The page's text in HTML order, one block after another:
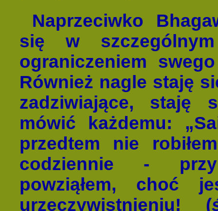
Naprzeciwko
się w
ograniczeniem
Również nagle staję
zadziwiające, staję
mówić każdemu:
przedtem nie
codziennie -
powziąłem, choć
urzeczywistnieniu! (